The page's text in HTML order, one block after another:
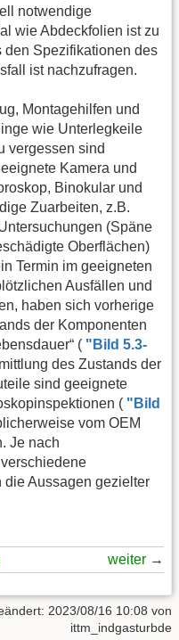
notwendige
wie Abdeckfolien ist zu
den Spezifikationen des
ist nachzufragen.
Montagehilfen und
wie Unterlegkeile
vergessen sind
Kamera und
Binokular und
Zuarbeiten, z.B.
(Späne
Oberflächen)
Termin im geeigneten
Ausfällen und
haben sich vorherige
der Komponenten
( "Bild 5.3-
des Zustands der
sind geeignete
( "Bild
vom OEM
Je nach
die Aussagen gezielter
weiter →
2023/08/16 10:08 von
ittm_indgasturbde